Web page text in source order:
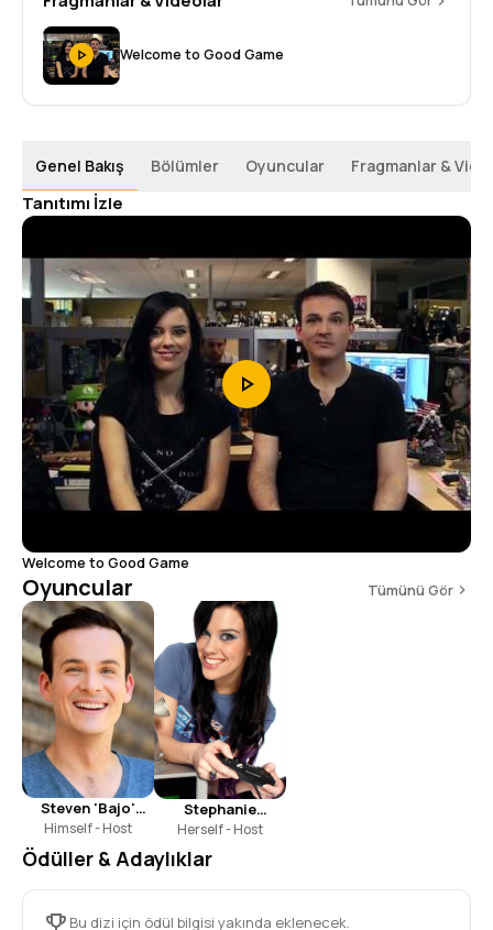
Welcome to Good Game
Genel Bakış Bölümler Oyuncular Fragmanlar &
Tanıtımı İzle
Welcome to Good Game
Oyuncular Tümünü Gör
Steven 'Bajo'
O'Donnell
Himself - Host
Stephanie
Bendixsen
Herself - Host
Ödüller & Adaylıklar
Bu dizi için ödül bilgisi yakında eklenecek.